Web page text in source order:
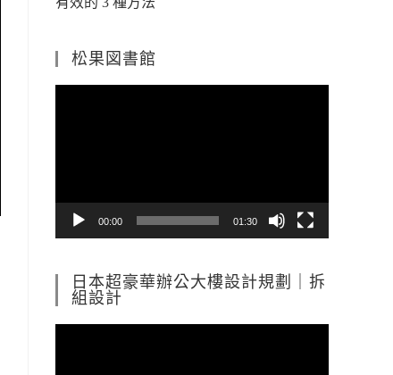
松果図書館
00:00 01:30
日本超豪華辦公大樓設計規劃｜拆
組設計